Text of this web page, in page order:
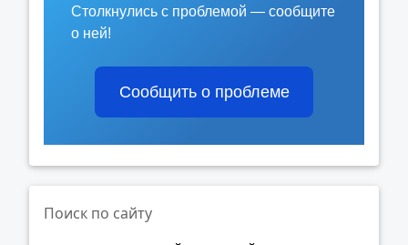
Столкнулись с проблемой — сообщите
о ней!
Сообщить о проблеме
Поиск по сайту